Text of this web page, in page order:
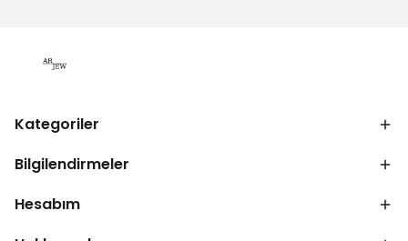
Kategoriler
Bilgilendirmeler
Hesabım